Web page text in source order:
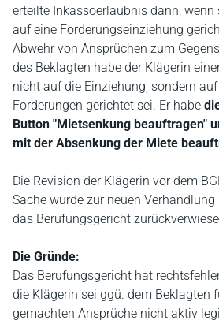
erteilte Inkassoerlaubnis dann,
auf eine Forderungseinziehung
Abwehr von Ansprüchen zum
des Beklagten habe der Klägerin
nicht auf die Einziehung, sondern
Forderungen gerichtet sei. Er habe
Button "Mietsenkung beauftragen"
mit der Absenkung der Miete
Die Revision der Klägerin vor dem
Sache wurde zur neuen
das Berufungsgericht
Die Gründe:
Das Berufungsgericht hat
die Klägerin sei ggü. dem Beklagten
gemachten Ansprüche nicht aktiv